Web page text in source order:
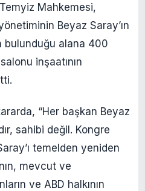
Mahkemesi,
Beyaz Saray’ın
bulunduğu alana 400
inşaatının
“Her başkan Beyaz
sahibi değil. Kongre
temelden yeniden
mevcut ve
ve ABD halkının